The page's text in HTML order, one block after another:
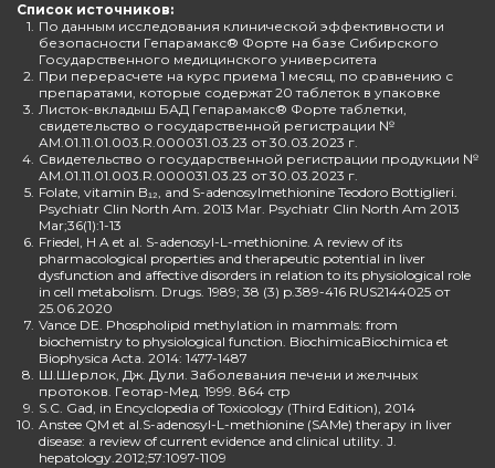
Список источников:
1. По данным исследования клинической эффективности и
безопасности Гепарамакс® Форте на базе Сибирского
Государственного медицинского университета
2. При перерасчете на курс приема 1 месяц, по сравнению с
препаратами, которые содержат 20 таблеток в упаковке
3. Листок-вкладыш БАД Гепарамакс® Форте таблетки,
свидетельство о государственной регистрации №
AM.01.11.01.003.R.000031.03.23 от 30.03.2023 г.
4. Свидетельство о государственной регистрации продукции №
AM.01.11.01.003.R.000031.03.23 от 30.03.2023 г.
5. Folate, vitamin B₁₂, and S-adenosylmethionine Teodoro Bottiglieri.
Psychiatr Clin North Am. 2013 Mar. Psychiatr Clin North Am 2013
Mar;36(1):1-13
6. Friedel, H A et al. S-adenosyl-L-methionine. A review of its
pharmacological properties and therapeutic potential in liver
dysfunction and affective disorders in relation to its physiological role
in cell metabolism. Drugs. 1989; 38 (3) p.389-416 RUS2144025 от
25.06.2020
7. Vance DE. Phospholipid methylation in mammals: from
biochemistry to physiological function. BiochimicaBiochimica et
Biophysica Acta. 2014: 1477-1487
8. Ш.Шерлок, Дж. Дули. Заболевания печени и желчных
протоков. Геотар-Мед. 1999. 864 стр
9. S.C. Gad, in Encyclopedia of Toxicology (Third Edition), 2014
10. Anstee QM et al.S-adenosyl-L-methionine (SAMe) therapy in liver
disease: a review of current evidence and clinical utility. J.
hepatology.2012;57:1097-1109